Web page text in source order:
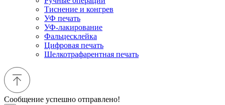
Тиснение и конгрев
УФ печать
УФ-лакирование
Фальцесклейка
Цифровая печать
Шелкотрафарентная печать
Сообщение успешно отправлено!